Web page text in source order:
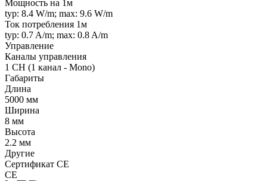
Мощность на 1м
typ: 8.4 W/m; max: 9.6 W/m
Ток потребления 1м
typ: 0.7 A/m; max: 0.8 A/m
Управление
Каналы управления
1 CH (1 канал - Mono)
Габариты
Длина
5000 мм
Ширина
8 мм
Высота
2.2 мм
Другие
Сертификат CE
CE